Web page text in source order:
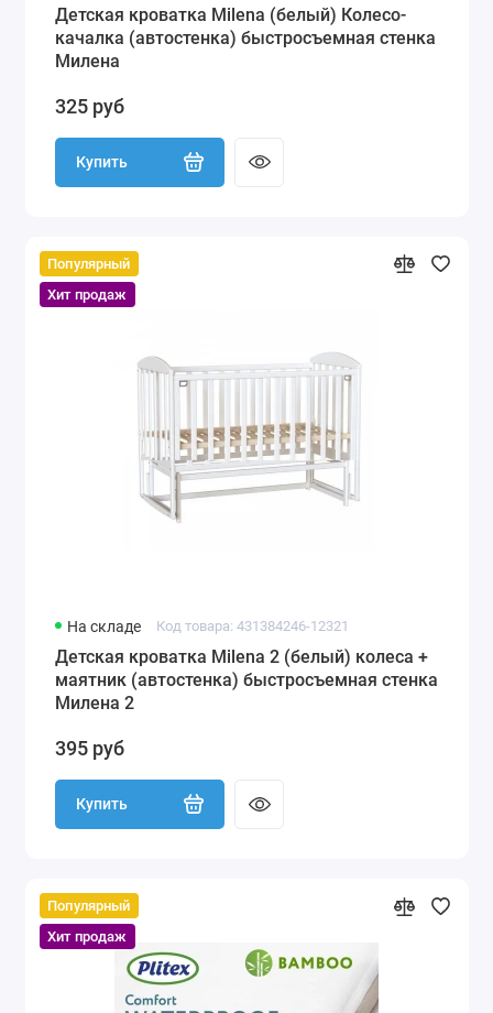
Детская кроватка Milena (белый) Колесо-
качалка (автостенка) быстросъемная стенка
Милена
325 руб
Купить
Популярный
Хит продаж
На складе Код товара: 431384246-12321
Детская кроватка Milena 2 (белый) колеса +
маятник (автостенка) быстросъемная стенка
Милена 2
395 руб
Купить
Популярный
Хит продаж